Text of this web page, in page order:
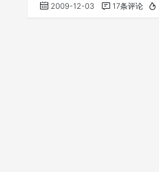
2009-12-03 17条评论